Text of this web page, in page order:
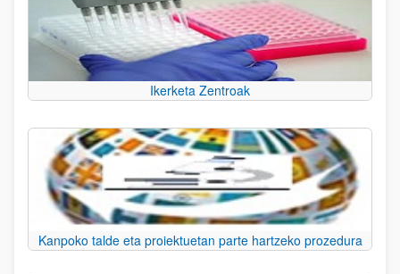
Ikerketa Zentroak
Kanpoko talde eta proiektuetan parte hartzeko prozedura